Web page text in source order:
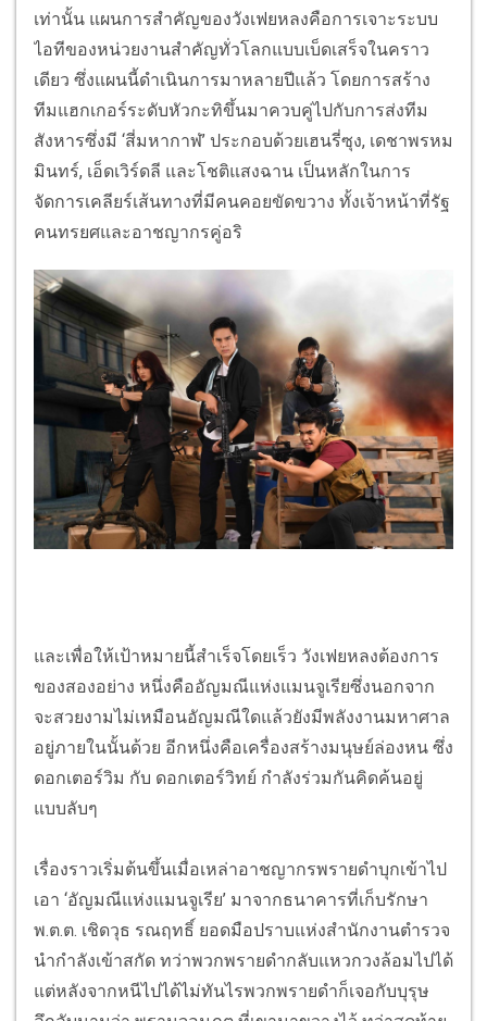
เท่านั้น แผนการสำคัญของวังเฟยหลงคือการเจาะระบบ
ไอทีของหน่วยงานสำคัญทั่วโลกแบบเบ็ดเสร็จในคราว
เดียว ซึ่งแผนนี้ดำเนินการมาหลายปีแล้ว โดยการสร้าง
ทีมแฮกเกอร์ระดับหัวกะทิขึ้นมาควบคู่ไปกับการส่งทีม
สังหารซึ่งมี ‘สี่มหากาฬ’ ประกอบด้วยเฮนรี่ซุง, เดชาพรหม
มินทร์, เอ็ดเวิร์ดลี และโชติแสงฉาน เป็นหลักในการ
จัดการเคลียร์เส้นทางที่มีคนคอยขัดขวาง ทั้งเจ้าหน้าที่รัฐ
คนทรยศและอาชญากรคู่อริ
และเพื่อให้เป้าหมายนี้สำเร็จโดยเร็ว วังเฟยหลงต้องการ
ของสองอย่าง หนึ่งคืออัญมณีแห่งแมนจูเรียซึ่งนอกจาก
จะสวยงามไม่เหมือนอัญมณีใดแล้วยังมีพลังงานมหาศาล
อยู่ภายในนั้นด้วย อีกหนึ่งคือเครื่องสร้างมนุษย์ล่องหน ซึ่ง
ดอกเตอร์วิม กับ ดอกเตอร์วิทย์ กำลังร่วมกันคิดค้นอยู่
แบบลับๆ
เรื่องราวเริ่มต้นขึ้นเมื่อเหล่าอาชญากรพรายดำบุกเข้าไป
เอา ‘อัญมณีแห่งแมนจูเรีย’ มาจากธนาคารที่เก็บรักษา
พ.ต.ต. เชิดวุธ รณฤทธิ์ ยอดมือปราบแห่งสำนักงานตำรวจ
นำกำลังเข้าสกัด ทว่าพวกพรายดำกลับแหวกวงล้อมไปได้
แต่หลังจากหนีไปได้ไม่ทันไรพวกพรายดำก็เจอกับบุรุษ